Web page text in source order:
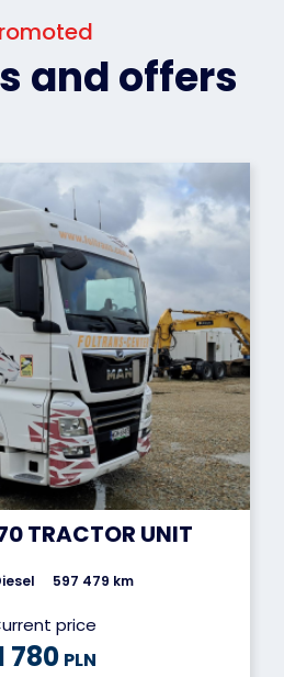
and offers
TRACTOR UNIT
597 479 km
price
780 PLN